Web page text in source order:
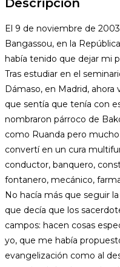
El 9 de noviembre de
Bangassou, en la
había tenido que dejar mi
Tras estudiar en el
Dámaso, en Madrid, ahora
que sentía que tenía con
nombraron párroco de
como Ruanda pero
convertí en un cura
conductor, banquero,
fontanero, mecánico,
No hacía más que seguir
que decía que los
campos: hacen cosas
yo, que me había
evangelización como al